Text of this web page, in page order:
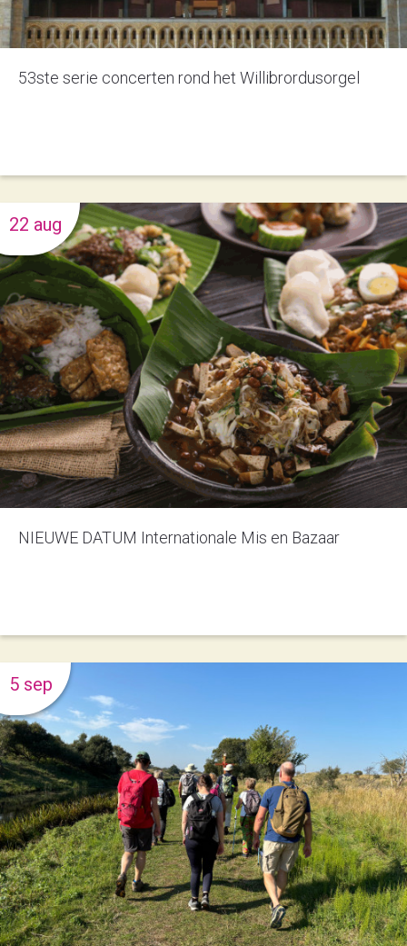
53ste serie concerten rond het Willibrordusorgel
NIEUWE DATUM Internationale Mis en Bazaar
22 aug
5 sep